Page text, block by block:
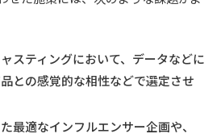
スティングにおいて、データなどに
との感覚的な相性などで選定させ
最適なインフルエンサー企画や、